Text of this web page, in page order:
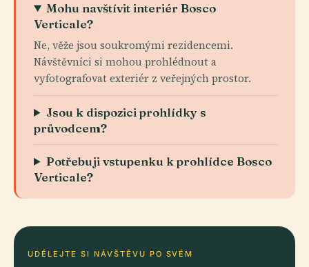
Mohu navštívit interiér Bosco
Verticale?
Ne, věže jsou soukromými rezidencemi.
Návštěvníci si mohou prohlédnout a
vyfotografovat exteriér z veřejných prostor.
Jsou k dispozici prohlídky s
průvodcem?
Potřebuji vstupenku k prohlídce Bosco
Verticale?
UDĚLEJTE SI NÁVŠTĚVU PO SVÉM